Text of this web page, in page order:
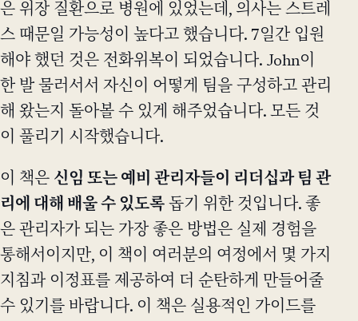
은 위장 질환으로 병원에 있었는데, 의사는 스트레
스 때문일 가능성이 높다고 했습니다. 7일간 입원
해야 했던 것은 전화위복이 되었습니다. John이
한 발 물러서서 자신이 어떻게 팀을 구성하고 관리
해 왔는지 돌아볼 수 있게 해주었습니다. 모든 것
이 풀리기 시작했습니다.
이 책은 신임 또는 예비 관리자들이 리더십과 팀 관
리에 대해 배울 수 있도록 돕기 위한 것입니다. 좋
은 관리자가 되는 가장 좋은 방법은 실제 경험을
통해서이지만, 이 책이 여러분의 여정에서 몇 가지
지침과 이정표를 제공하여 더 순탄하게 만들어줄
수 있기를 바랍니다. 이 책은 실용적인 가이드를